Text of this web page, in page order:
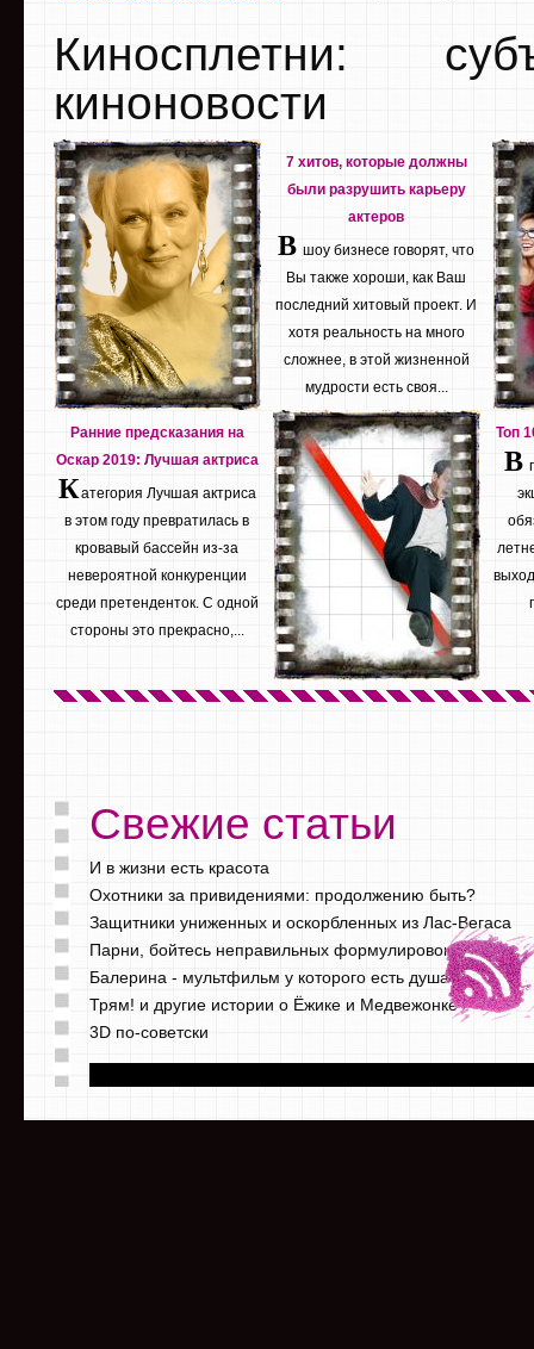
Киносплетни:
киноновости
Ранние предсказания на
Оскар 2019: Лучшая актриса
Категория Лучшая актриса
в этом году превратилась в
кровавый бассейн из-за
невероятной конкуренции
среди претенденток. С одной
стороны это прекрасно,...
7 хитов, которые должны
были разрушить карьеру
актеров
В шоу бизнесе говорят, что
Вы также хороши, как Ваш
последний хитовый проект. И
хотя реальность на много
сложнее, в этой жизненной
мудрости есть своя...
Топ
В
Свежие статьи
И в жизни есть красота
Охотники за привидениями: продолжению быть?
Защитники униженных и оскорбленных из Лас-Вегаса
Парни, бойтесь неправильных формулировок
Балерина - мультфильм у которого есть душа
Трям! и другие истории о Ёжике и Медвежонке
3D по-советски